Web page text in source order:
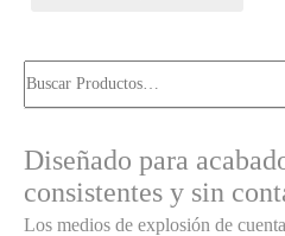
Diseñado para
consistentes y sin
Los medios de explosión de